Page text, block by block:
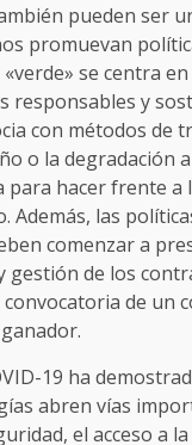
pueden ser
promuevan
se centra
responsables y
con métodos de
o la degradación
para hacer frente a
Además, las
comenzar a
gestión de los
de un
19 ha
abren vías
el acceso a